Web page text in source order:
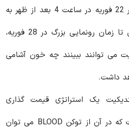
مینت عمومی قرار است در 22 فوریه در ساعت 4 بعد از ظهر به
وقت شرقی آغاز شود. این تا زمان رونمایی بزرگ در 28 فوریه،
می‌ توانند ببینند چه خون‌ آشامی
داشت.
یک استراتژی قیمت گذاری
سطحی را اتخاذ کرده است که در آن از توکن BLOOD می توان